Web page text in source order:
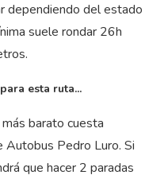
dependiendo del estado
suele rondar 26h
esta ruta...
barato cuesta
Pedro Luro. Si
que hacer 2 paradas